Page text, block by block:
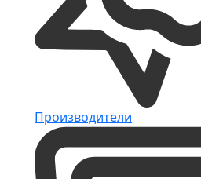
Производители